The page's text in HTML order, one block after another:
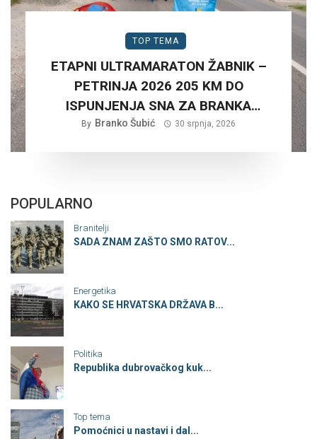
TOP TEMA
ETAPNI ULTRAMARATON ŽABNIK –
PETRINJA 2026 205 KM DO
ISPUNJENJA SNA ZA BRANKA
ŠUBIĆA…
By Branko Šubić 30 srpnja, 2026
POPULARNO
Branitelji
SADA ZNAM ZAŠTO SMO RATOV...
Energetika
KAKO SE HRVATSKA DRŽAVA B...
Politika
Republika dubrovačkog kuk...
Top tema
Pomoćnici u nastavi i dal...